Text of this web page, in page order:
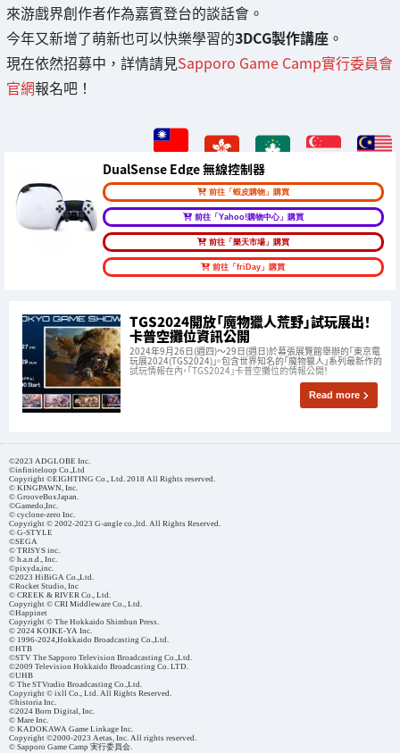
來游戲界創作者作為嘉賓登台的談話會。
今年又新增了萌新也可以快樂學習的3DCG製作講座 。
現在依然招募中，詳情請見Sapporo Game Camp實行委員會
官網報名吧！
DualSense Edge 無線控制器
前往「蝦皮購物」購買
前往「Yahoo!購物中心」購買
前往「樂天市場」購買
前往「friDay」購買
TGS2024開放「魔物獵人荒野」試玩展出！
卡普空攤位資訊公開
2024年9月26日(週四)～29日(週日)於幕張展覽館舉辦的「東京電
玩展2024(TGS2024)」。包含世界知名的「魔物獵人」系列最新作的
試玩情報在內，「TGS2024」卡普空攤位的情報公開！
Read more
©2023 ADGLOBE Inc.
©infiniteloop Co.,Ltd
Copyright ©EIGHTING Co., Ltd. 2018 All Rights reserved.
© KINGPAWN, Inc.
© GrooveBoxJapan.
©Gamedo,Inc.
© cyclone-zero Inc.
Copyright © 2002-2023 G-angle co.,ltd. All Rights Reserved.
© G-STYLE
©SEGA
© TRISYS inc.
© h.a.n.d., Inc.
©pixyda,inc.
©2023 HiBiGA Co.,Ltd.
©Rocket Studio, Inc
© CREEK & RIVER Co., Ltd.
Copyright © CRI Middleware Co., Ltd.
©Happinet
Copyright © The Hokkaido Shimbun Press.
© 2024 KOIKE-YA Inc.
© 1996-2024,Hokkaido Broadcasting Co.,Ltd.
©HTB
©STV The Sapporo Television Broadcasting Co.,Ltd.
©2009 Television Hokkaido Broadcasting Co. LTD.
©UHB
© The STVradio Broadcasting Co.,Ltd.
Copyright © ixll Co., Ltd. All Rights Reserved.
©historia Inc.
©2024 Born Digital, Inc.
© Mare Inc.
© KADOKAWA Game Linkage Inc.
Copyright ©2000-2023 Aetas, Inc. All rights reserved.
© Sapporo Game Camp 実行委員会.